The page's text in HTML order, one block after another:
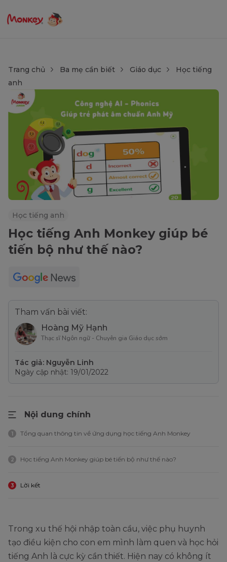
Trang chủ Ba mẹ cần biết Giáo dục
Học tiếng
anh
Học tiếng anh
Học tiếng Anh Monkey giúp bé
tiến bộ như thế nào?
Tham vấn bài viết:
Hoàng Mỹ Hạnh
Thạc sĩ Ngôn ngữ - Chuyên gia Giáo dục sớm
Tác giả: Nguyễn Linh
Ngày cập nhật: 19/01/2022
Nội dung chính
1 Tổng quan thông tin về ứng dụng học tiếng Anh Monkey
2 Học tiếng Anh Monkey giúp bé tiến bộ như thế nào?
3 Lời kết
Trong xu thế hội nhập toàn cầu, việc phụ huynh
tạo điều kiện cho con em mình làm quen và học hỏi
tiếng Anh là cực kỳ cần thiết. Hiện nay có không ít